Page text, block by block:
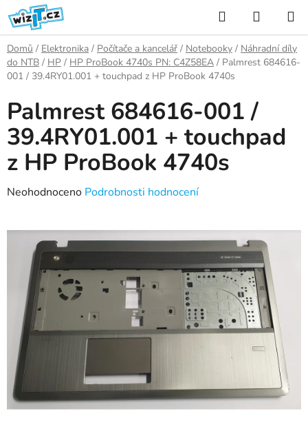
Přejít
na
obsah
Hledat
KOŠÍK
Domů / Elektronika / Počítače a kancelář / Notebooky / Náhradní díly
do NTB / HP / HP ProBook 4740s PN: C4Z58EA / Palmrest 684616-
001 / 39.4RY01.001 + touchpad z HP ProBook 4740s
Palmrest 684616-001 /
39.4RY01.001 + touchpad
z HP ProBook 4740s
Průměrné
produktu
hvězdiček.
Neohodnoceno Podrobnosti hodnocení